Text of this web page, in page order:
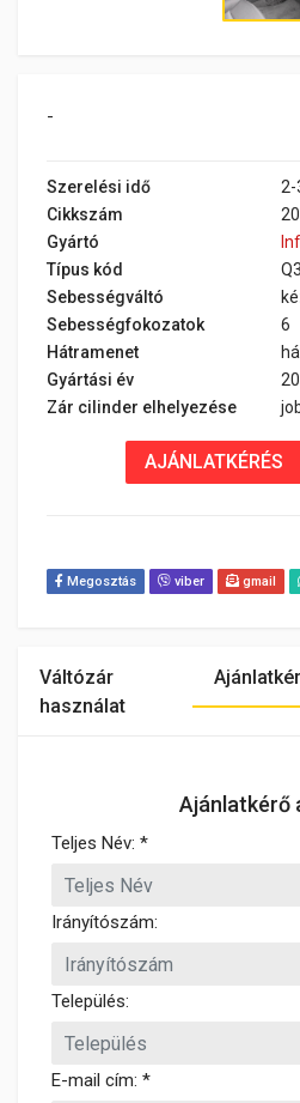
-
Szerelési idő
2-
Cikkszám
Gyártó
Típus kód
Sebességváltó
Sebességfokozatok
6
Hátramenet
Gyártási év
Zár cilinder elhelyezése
AJÁNLATKÉRÉS
Megosztás viber gmail
Váltózár
használat
Ajánlatkérő
Teljes Név: *
Irányítószám:
Település:
E-mail cím: *